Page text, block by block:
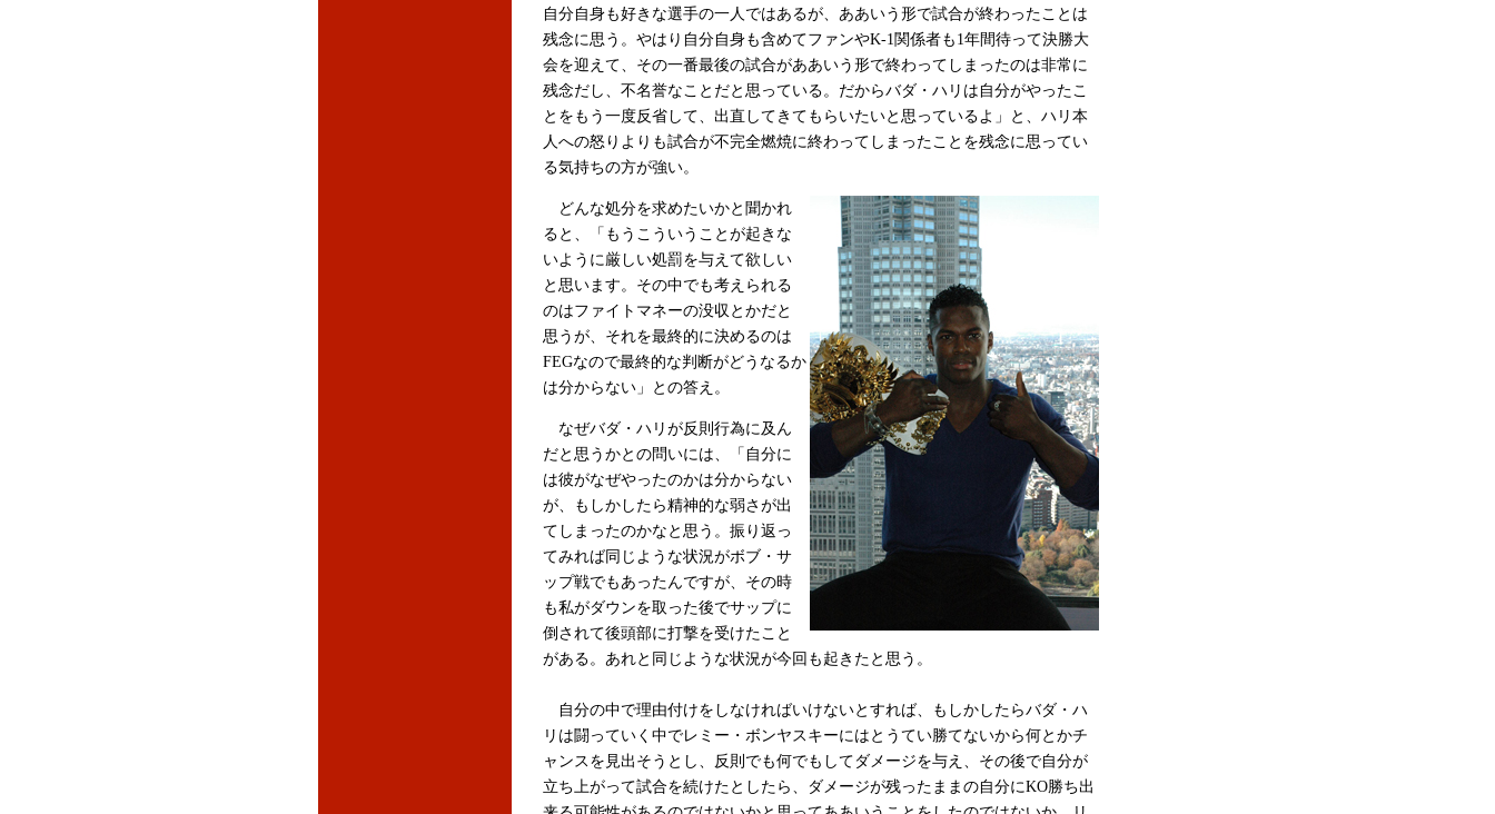
自分自身も好きな選手の一人ではあるが、ああいう形で試合が終わったことは
残念に思う。やはり自分自身も含めてファンやK-1関係者も1年間待って決勝大
会を迎えて、その一番最後の試合がああいう形で終わってしまったのは非常に
残念だし、不名誉なことだと思っている。だからバダ・ハリは自分がやったこ
とをもう一度反省して、出直してきてもらいたいと思っているよ」と、ハリ本
人への怒りよりも試合が不完全燃焼に終わってしまったことを残念に思ってい
る気持ちの方が強い。
どんな処分を求めたいかと聞かれ
ると、「もうこういうことが起きな
いように厳しい処罰を与えて欲しい
と思います。その中でも考えられる
のはファイトマネーの没収とかだと
思うが、それを最終的に決めるのは
FEGなので最終的な判断がどうなるか
は分からない」との答え。
なぜバダ・ハリが反則行為に及ん
だと思うかとの問いには、「自分に
は彼がなぜやったのかは分からない
が、もしかしたら精神的な弱さが出
てしまったのかなと思う。振り返っ
てみれば同じような状況がボブ・サ
ップ戦でもあったんですが、その時
も私がダウンを取った後でサップに
倒されて後頭部に打撃を受けたこと
がある。あれと同じような状況が今回も起きたと思う。
自分の中で理由付けをしなければいけないとすれば、もしかしたらバダ・ハ
リは闘っていく中でレミー・ボンヤスキーにはとうてい勝てないから何とかチ
ャンスを見出そうとし、反則でも何でもしてダメージを与え、その後で自分が
立ち上がって試合を続けたとしたら、ダメージが残ったままの自分にKO勝ち出